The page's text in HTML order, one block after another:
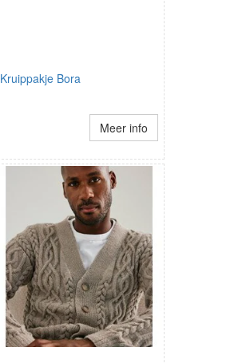
Kruippakje Bora
Meer info